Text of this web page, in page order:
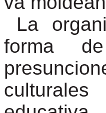
La
forma